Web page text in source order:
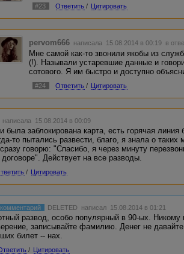
#23 Ответить / Цитировать
pervom666 написала 15.08.2014 в 00:19 в
Мне самой как-то звонили якобы из
(!). Называли устаревшие данные и
сотового. Я им быстро и доступно
#24 Ответить / Цитировать
написала 15.08.2014 в 00:09
была заблокирована карта, есть горячая
то пытались развести, благо, я знала о
говорю: "Спасибо, я через минуту
договоре". Действует на все разводы.
/ Цитировать
DELETED написал 15.08.2014 в 01:21
развод, особо популярный в 90-ых. Никому
записывайте фамилию. Денег не
билет -- нах.
/ Цитировать